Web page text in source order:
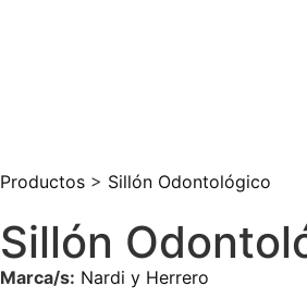
Productos > Sillón Odontológico
Sillón
Marca/s: Nardi y Herrero